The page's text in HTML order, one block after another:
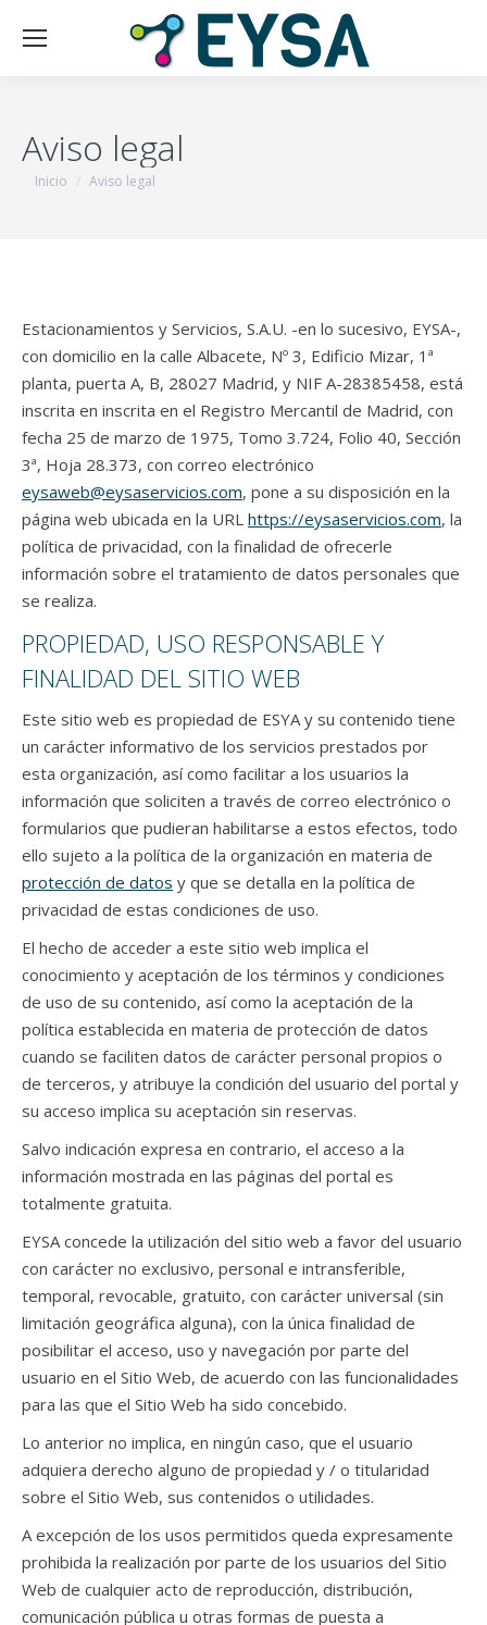
Aviso legal
Estás aquí:
Inicio Aviso legal
Estacionamientos y Servicios, S.A.U. -en lo sucesivo, EYSA-,
con domicilio en la calle Albacete, Nº 3, Edificio Mizar, 1ª
planta, puerta A, B, 28027 Madrid, y NIF A-28385458, está
inscrita en inscrita en el Registro Mercantil de Madrid, con
fecha 25 de marzo de 1975, Tomo 3.724, Folio 40, Sección
3ª, Hoja 28.373, con correo electrónico
eysaweb@eysaservicios.com, pone a su disposición en la
página web ubicada en la URL https://eysaservicios.com, la
política de privacidad, con la finalidad de ofrecerle
información sobre el tratamiento de datos personales que
se realiza.
PROPIEDAD, USO RESPONSABLE Y
FINALIDAD DEL SITIO WEB
Este sitio web es propiedad de ESYA y su contenido tiene
un carácter informativo de los servicios prestados por
esta organización, así como facilitar a los usuarios la
información que soliciten a través de correo electrónico o
formularios que pudieran habilitarse a estos efectos, todo
ello sujeto a la política de la organización en materia de
protección de datos y que se detalla en la política de
privacidad de estas condiciones de uso.
El hecho de acceder a este sitio web implica el
conocimiento y aceptación de los términos y condiciones
de uso de su contenido, así como la aceptación de la
política establecida en materia de protección de datos
cuando se faciliten datos de carácter personal propios o
de terceros, y atribuye la condición del usuario del portal y
su acceso implica su aceptación sin reservas.
Salvo indicación expresa en contrario, el acceso a la
información mostrada en las páginas del portal es
totalmente gratuita.
EYSA concede la utilización del sitio web a favor del usuario
con carácter no exclusivo, personal e intransferible,
temporal, revocable, gratuito, con carácter universal (sin
limitación geográfica alguna), con la única finalidad de
posibilitar el acceso, uso y navegación por parte del
usuario en el Sitio Web, de acuerdo con las funcionalidades
para las que el Sitio Web ha sido concebido.
Lo anterior no implica, en ningún caso, que el usuario
adquiera derecho alguno de propiedad y / o titularidad
sobre el Sitio Web, sus contenidos o utilidades.
A excepción de los usos permitidos queda expresamente
prohibida la realización por parte de los usuarios del Sitio
Web de cualquier acto de reproducción, distribución,
comunicación pública u otras formas de puesta a